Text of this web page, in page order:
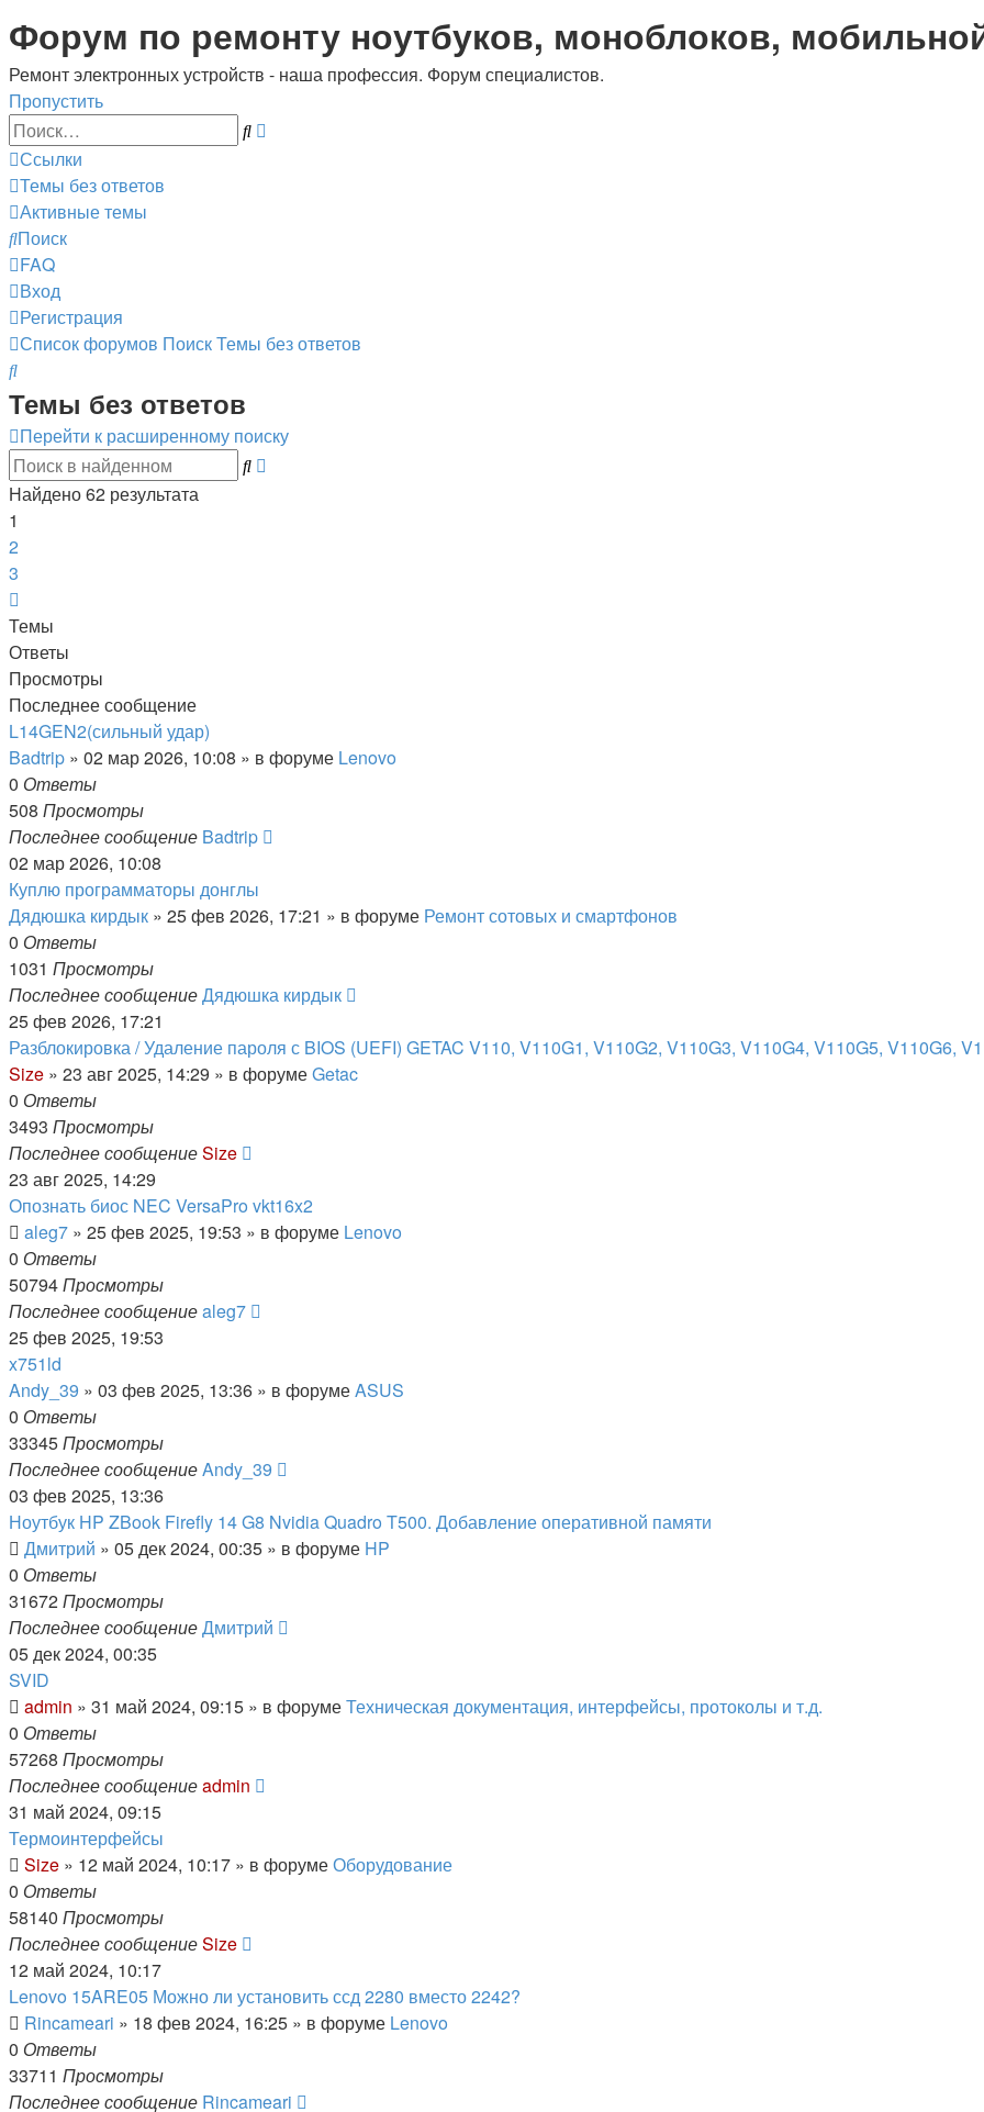
Регистрация
Форум по ремонту ноутбуков, моноблоков,
Ремонт электронных устройств - наша профессия. Форум специалистов.
Пропустить
Поиск
Ссылки
Темы без ответов
Активные темы
Поиск
FAQ
Вход
Регистрация
Список форумов ПоискТемы без ответов
Поиск
Темы без ответов
Перейти к расширенному поиску
Поиск
Найдено 62 результата
1
2
3
Темы
Ответы
Просмотры
Последнее сообщение
L14GEN2(сильный удар)
Badtrip » 02 мар 2026, 10:08 » в форуме Lenovo
0 Ответы
508 Просмотры
Последнее сообщение Badtrip
02 мар 2026, 10:08
Куплю программаторы донглы
Дядюшка кирдык » 25 фев 2026, 17:21 » в форуме Ремонт сотовых и смартфонов
0 Ответы
1031 Просмотры
Последнее сообщениеДядюшка кирдык
25 фев 2026, 17:21
Разблокировка / Удаление пароля с BIOS (UEFI) GETAC V110, V110G1, V110G2, V110G3, V110G4, V110G5, V110G6,
Size » 23 авг 2025, 14:29 » в форумеGetac
0 Ответы
3493 Просмотры
Последнее сообщениеSize
23 авг 2025, 14:29
Опознать биос NEC VersaPro vkt16x2
aleg7 » 25 фев 2025, 19:53 » в форуме Lenovo
0 Ответы
50794Просмотры
Последнее сообщениеaleg7
25 фев 2025, 19:53
x751ld
Andy_39 » 03 фев 2025, 13:36 » в форумеASUS
0 Ответы
33345Просмотры
Последнее сообщениеAndy_39
03 фев 2025, 13:36
Ноутбук HP ZBook Firefly 14 G8 Nvidia Quadro T500. Добавление оперативной памяти
Дмитрий » 05 дек 2024, 00:35 » в форуме HP
0 Ответы
31672Просмотры
Последнее сообщениеДмитрий
05 дек 2024, 00:35
SVID
admin » 31 май 2024, 09:15 » в форумеТехническая документация, интерфейсы, протоколы и т.д.
0 Ответы
57268 Просмотры
Последнее сообщениеadmin
31 май 2024, 09:15
Термоинтерфейсы
Size » 12 май 2024, 10:17 » в форумеОборудование
0 Ответы
58140 Просмотры
Последнее сообщениеSize
12 май 2024, 10:17
Lenovo 15ARE05 Можно ли установить ссд 2280 вместо 2242?
Rincameari » 18 фев 2024, 16:25 » в форуме Lenovo
0 Ответы
33711 Просмотры
Последнее сообщение Rincameari